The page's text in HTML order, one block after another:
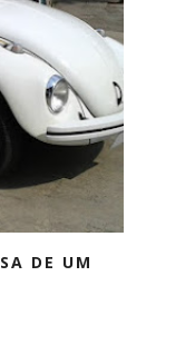
DE UM